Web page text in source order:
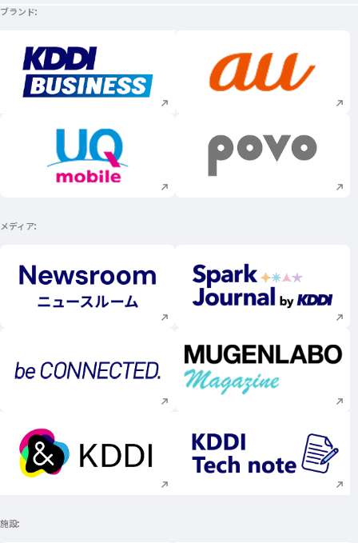
ブランド
新規ウィンドウで開く 新規ウィンドウで
新規ウィンドウで開く 新規ウィンドウで
メディア
新規ウィンドウで開く 新規ウィンドウで
新規ウィンドウで開く 新規ウィンドウで
新規ウィンドウで開く 新規ウィンドウで
施設